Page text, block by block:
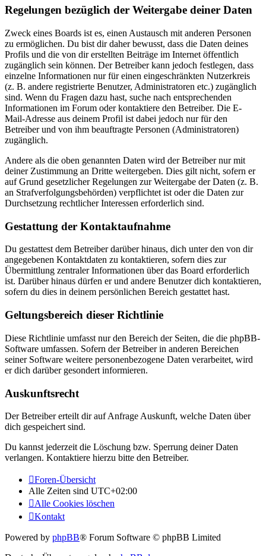
Regelungen bezüglich der Weitergabe deiner Daten
Zweck eines Boards ist es, einen Austausch mit anderen Personen
zu ermöglichen. Du bist dir daher bewusst, dass die Daten deines
Profils und die von dir erstellten Beiträge im Internet öffentlich
zugänglich sein können. Der Betreiber kann jedoch festlegen, dass
einzelne Informationen nur für einen eingeschränkten Nutzerkreis
(z. B. andere registrierte Benutzer, Administratoren etc.) zugänglich
sind. Wenn du Fragen dazu hast, suche nach entsprechenden
Informationen im Forum oder kontaktiere den Betreiber. Die E-
Mail-Adresse aus deinem Profil ist dabei jedoch nur für den
Betreiber und von ihm beauftragte Personen (Administratoren)
zugänglich.
Andere als die oben genannten Daten wird der Betreiber nur mit
deiner Zustimmung an Dritte weitergeben. Dies gilt nicht, sofern er
auf Grund gesetzlicher Regelungen zur Weitergabe der Daten (z. B.
an Strafverfolgungsbehörden) verpflichtet ist oder die Daten zur
Durchsetzung rechtlicher Interessen erforderlich sind.
Gestattung der Kontaktaufnahme
Du gestattest dem Betreiber darüber hinaus, dich unter den von dir
angegebenen Kontaktdaten zu kontaktieren, sofern dies zur
Übermittlung zentraler Informationen über das Board erforderlich
ist. Darüber hinaus dürfen er und andere Benutzer dich kontaktieren,
sofern du dies in deinem persönlichen Bereich gestattet hast.
Geltungsbereich dieser Richtlinie
Diese Richtlinie umfasst nur den Bereich der Seiten, die die phpBB-
Software umfassen. Sofern der Betreiber in anderen Bereichen
seiner Software weitere personenbezogene Daten verarbeitet, wird
er dich darüber gesondert informieren.
Auskunftsrecht
Der Betreiber erteilt dir auf Anfrage Auskunft, welche Daten über
dich gespeichert sind.
Du kannst jederzeit die Löschung bzw. Sperrung deiner Daten
verlangen. Kontaktiere hierzu bitte den Betreiber.
Foren-Übersicht
Alle Zeiten sind UTC+02:00
Alle Cookies löschen
Kontakt
Powered by phpBB® Forum Software © phpBB Limited